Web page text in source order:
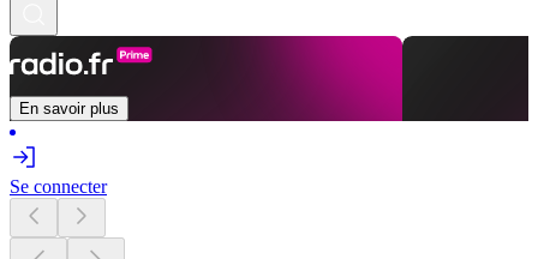
En savoir plus
Se connecter